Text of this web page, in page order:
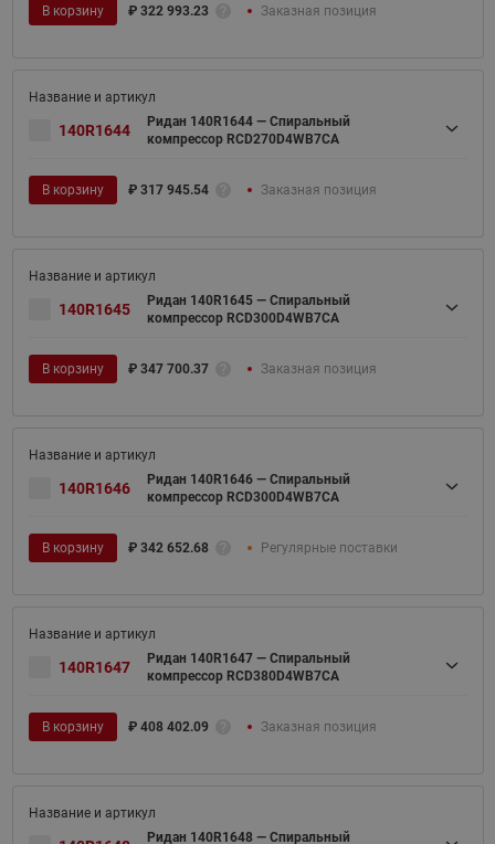
В корзину ₽ 322 993.23 Заказная позиция
140R1644
Ридан 140R1644 — Спиральный
компрессор RCD270D4WB7CA
В корзину ₽ 317 945.54 Заказная позиция
140R1645
Ридан 140R1645 — Спиральный
компрессор RCD300D4WB7CA
В корзину ₽ 347 700.37 Заказная позиция
140R1646
Ридан 140R1646 — Спиральный
компрессор RCD300D4WB7CA
В корзину ₽ 342 652.68 Регулярные поставки
140R1647
Ридан 140R1647 — Спиральный
компрессор RCD380D4WB7CA
В корзину ₽ 408 402.09 Заказная позиция
Ридан 140R1648 — Спиральный